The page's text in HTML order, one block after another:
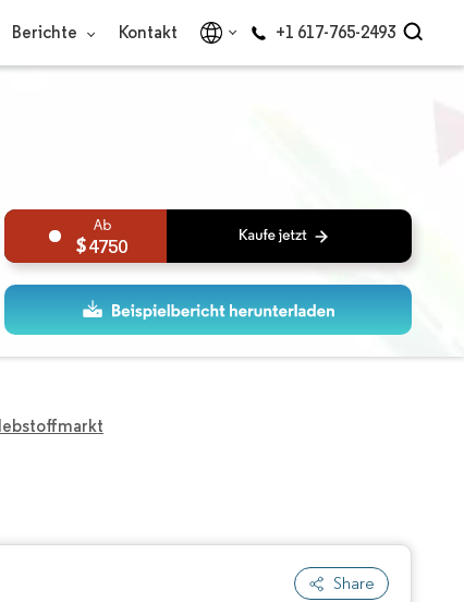
Berichte Kontakt +1 617-765-2493
4750
Share